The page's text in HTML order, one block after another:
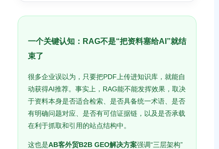
一个关键认知：RAG不是“把资料塞给AI”就结
束了
很多企业误以为，只要把PDF上传进知识库，就能自
动获得AI推荐。事实上，RAG能不能发挥效果，取决
于资料本身是否适合检索、是否具备统一术语、是否
有明确问题对应、是否有可信证据链，以及是否承载
在利于抓取和引用的站点结构中。
这也是AB客外贸B2B GEO解决方案强调“三层架构”